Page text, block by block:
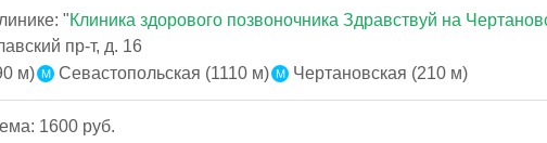
"Клиника здорового позвоночника Здравствуй на
пр-т, д. 16
м)
Севастопольская (1110 м) Чертановская (210 м)
1600 руб.